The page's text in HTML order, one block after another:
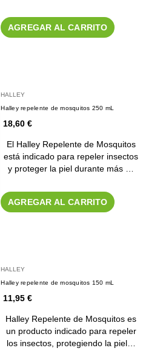
AGREGAR AL CARRITO
HALLEY
Halley repelente de mosquitos 250 mL
18,60 €
El Halley Repelente de Mosquitos
está indicado para repeler insectos
y proteger la piel durante más …
AGREGAR AL CARRITO
HALLEY
Halley repelente de mosquitos 150 mL
11,95 €
Halley Repelente de Mosquitos es
un producto indicado para repeler
los insectos, protegiendo la piel…